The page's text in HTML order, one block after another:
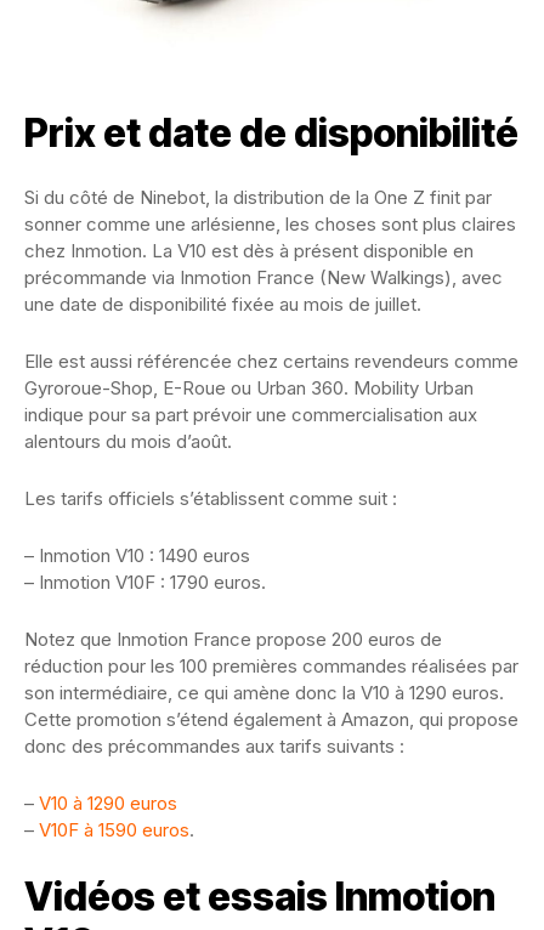
Prix et date de disponibilité
Si du côté de Ninebot, la distribution de la One Z finit par
sonner comme une arlésienne, les choses sont plus claires
chez Inmotion. La V10 est dès à présent disponible en
précommande via Inmotion France (New Walkings), avec
une date de disponibilité fixée au mois de juillet.
Elle est aussi référencée chez certains revendeurs comme
Gyroroue-Shop, E-Roue ou Urban 360. Mobility Urban
indique pour sa part prévoir une commercialisation aux
alentours du mois d’août.
Les tarifs officiels s’établissent comme suit :
– Inmotion V10 : 1490 euros
– Inmotion V10F : 1790 euros.
Notez que Inmotion France propose 200 euros de
réduction pour les 100 premières commandes réalisées par
son intermédiaire, ce qui amène donc la V10 à 1290 euros.
Cette promotion s’étend également à Amazon, qui propose
donc des précommandes aux tarifs suivants :
– V10 à 1290 euros
– V10F à 1590 euros.
Vidéos et essais Inmotion